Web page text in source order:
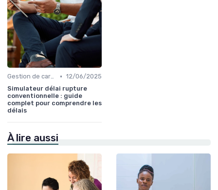
Gestion de carrière • 12/06/2025
Simulateur délai rupture
conventionnelle : guide
complet pour comprendre les
délais
À lire aussi